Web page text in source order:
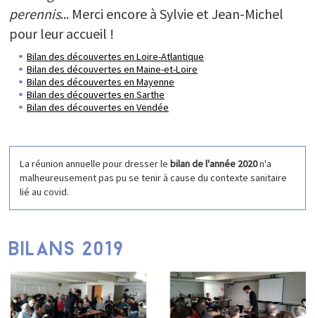
perennis... Merci encore à Sylvie et Jean-Michel
pour leur accueil !
Bilan des découvertes en Loire-Atlantique
Bilan des découvertes en Maine-et-Loire
Bilan des découvertes en Mayenne
Bilan des découvertes en Sarthe
Bilan des découvertes en Vendée
La réunion annuelle pour dresser lebilan de l'année 2020n'a
malheureusement pas pu se tenir à cause du contexte sanitaire
lié au covid.
BILANS 2019